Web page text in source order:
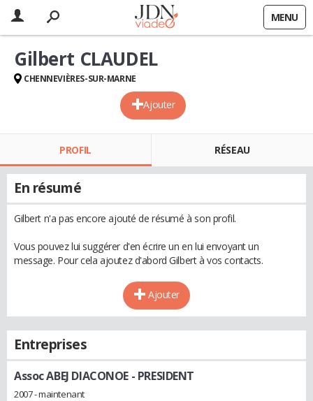
MENU
Ajouter
Gilbert CLAUDEL
CHENNEVIÈRES-SUR-MARNE
PROFIL RÉSEAU
En résumé
Gilbert n'a pas encore ajouté de résumé à son profil.
Vous pouvez lui suggérer d'en écrire un en lui envoyant un
message. Pour cela ajoutez d'abord Gilbert à vos contacts.
Ajouter
Entreprises
Assoc ABEJ DIACONOE - PRESIDENT
2007 - maintenant